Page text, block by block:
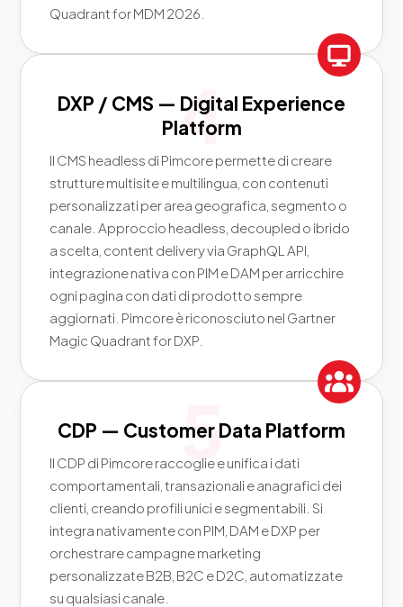
Quadrant for MDM 2026.
DXP / CMS — Digital Experience
Platform
Il CMS headless di Pimcore permette di creare
strutture multisite e multilingua, con contenuti
personalizzati per area geografica, segmento o
canale. Approccio headless, decoupled o ibrido
a scelta, content delivery via GraphQL API,
integrazione nativa con PIM e DAM per arricchire
ogni pagina con dati di prodotto sempre
aggiornati. Pimcore è riconosciuto nel Gartner
Magic Quadrant for DXP.
CDP — Customer Data Platform
Il CDP di Pimcore raccoglie e unifica i dati
comportamentali, transazionali e anagrafici dei
clienti, creando profili unici e segmentabili. Si
integra nativamente con PIM, DAM e DXP per
orchestrare campagne marketing
personalizzate B2B, B2C e D2C, automatizzate
su qualsiasi canale.